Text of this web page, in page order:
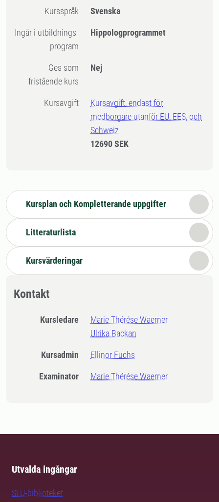
Kursspråk Svenska
Ingår i utbildnings-
program
Hippologprogrammet
Ges som
fristående kurs
Nej
Kursavgift
Kursavgift, endast för
medborgare utanför EU, EES, och
Schweiz
12690 SEK
Kursplan och Kompletterande uppgifter
Litteraturlista
Kursvärderingar
Kontakt
Kursledare
Marie Thérése Waerner
Ulrika Backan
Kursadmin Ellinor Fuchs
Examinator Marie Thérése Waerner
Utvalda ingångar
SLU-biblioteket